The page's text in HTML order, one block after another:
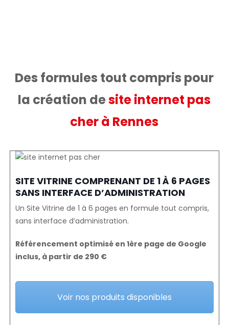
Des formules tout compris pour
la création desite internet pas
cher à Rennes
SITE VITRINE COMPRENANT DE 1 À 6 PAGES
SANS INTERFACE D’ADMINISTRATION
Un Site Vitrine de 1 à 6 pages en formule tout compris,
sans interface d’administration.
Référencement optimisé en 1ère page de Google
inclus, à partir de 290 €
Voir nos produits disponibles